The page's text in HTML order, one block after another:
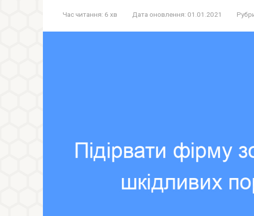
Час читання: 6 хв Дата оновлення: 01.01.2021